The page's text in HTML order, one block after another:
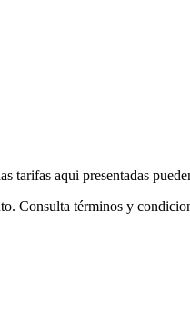
tarifas aqui presentadas
Consulta términos y